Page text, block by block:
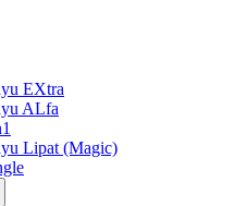
EXtra
ALfa
Lipat (Magic)